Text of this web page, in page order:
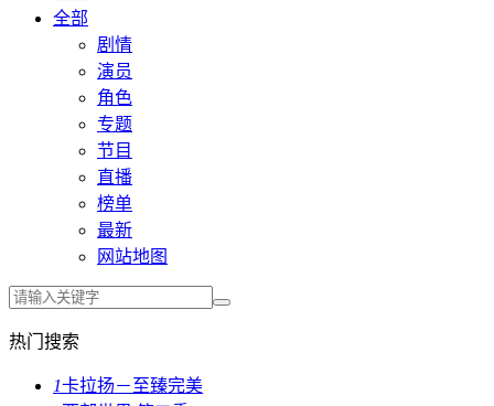
全部
剧情
演员
角色
专题
节目
直播
榜单
最新
网站地图
热门搜索
1卡拉扬－至臻完美